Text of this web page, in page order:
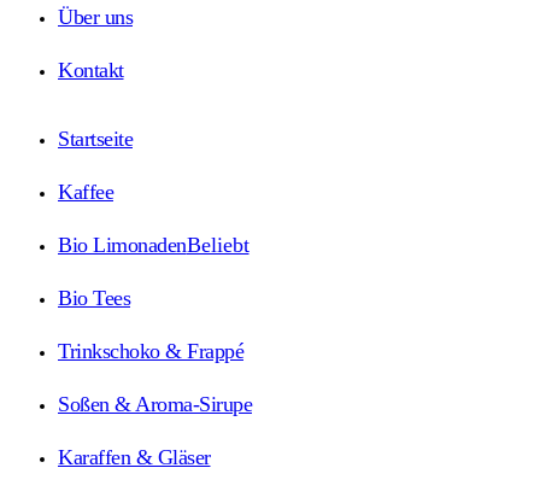
Über uns
Kontakt
Startseite
Kaffee
Bio LimonadenBeliebt
Bio Tees
Trinkschoko & Frappé
Soßen & Aroma-Sirupe
Karaffen & Gläser